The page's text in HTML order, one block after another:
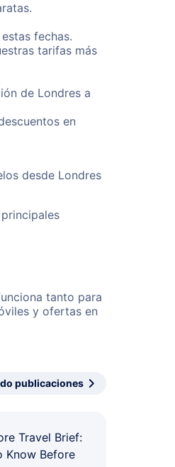
fechas.
tarifas más
de Londres a
en
desde Londres
tanto para
y ofertas en
publicaciones
Travel Brief:
Know Before